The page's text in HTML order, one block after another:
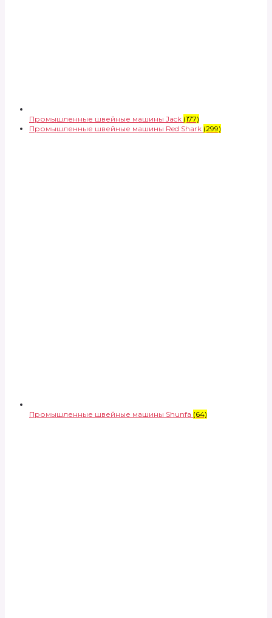
Промышленные швейные машины Jack (177)
Промышленные швейные машины Red Shark (299)
Промышленные швейные машины Shunfa (64)